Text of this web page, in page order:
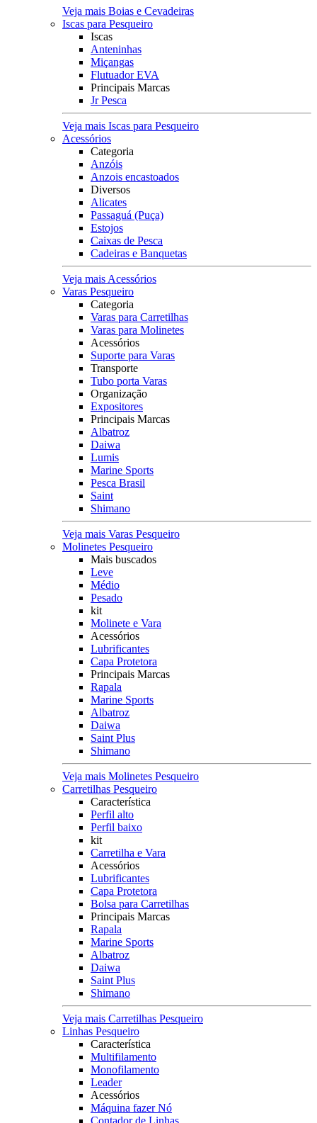
Veja mais Boias e Cevadeiras
Iscas para Pesqueiro
Iscas
Anteninhas
Miçangas
Flutuador EVA
Principais Marcas
Jr Pesca
Veja mais Iscas para Pesqueiro
Acessórios
Categoria
Anzóis
Anzois encastoados
Diversos
Alicates
Passaguá (Puça)
Estojos
Caixas de Pesca
Cadeiras e Banquetas
Veja mais Acessórios
Varas Pesqueiro
Categoria
Varas para Carretilhas
Varas para Molinetes
Acessórios
Suporte para Varas
Transporte
Tubo porta Varas
Organização
Expositores
Principais Marcas
Albatroz
Daiwa
Lumis
Marine Sports
Pesca Brasil
Saint
Shimano
Veja mais Varas Pesqueiro
Molinetes Pesqueiro
Mais buscados
Leve
Médio
Pesado
kit
Molinete e Vara
Acessórios
Lubrificantes
Capa Protetora
Principais Marcas
Rapala
Marine Sports
Albatroz
Daiwa
Saint Plus
Shimano
Veja mais Molinetes Pesqueiro
Carretilhas Pesqueiro
Característica
Perfil alto
Perfil baixo
kit
Carretilha e Vara
Acessórios
Lubrificantes
Capa Protetora
Bolsa para Carretilhas
Principais Marcas
Rapala
Marine Sports
Albatroz
Daiwa
Saint Plus
Shimano
Veja mais Carretilhas Pesqueiro
Linhas Pesqueiro
Característica
Multifilamento
Monofilamento
Leader
Acessórios
Máquina fazer Nó
Contador de Linhas